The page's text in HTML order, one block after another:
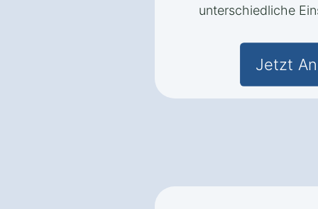
unterschiedliche
Jetzt